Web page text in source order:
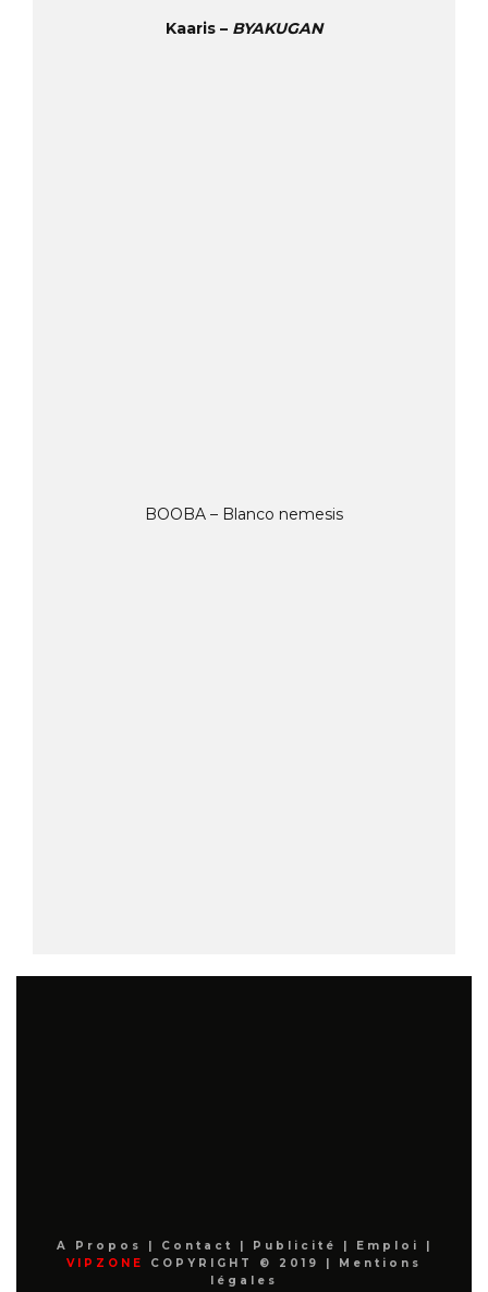
Kaaris – BYAKUGAN
BOOBA – Blanco nemesis
A Propos Contact Publicité Emploi
VIPZONE
COPYRIGHT © 2019 |
Mentions
légales